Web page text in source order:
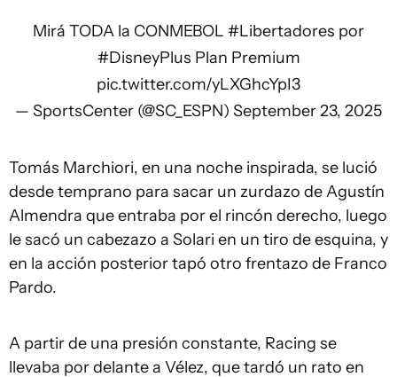
Mirá TODA la CONMEBOL #Libertadores por
#DisneyPlus Plan Premium
pic.twitter.com/yLXGhcYpI3
— SportsCenter (@SC_ESPN) September 23, 2025
Tomás Marchiori, en una noche inspirada, se lució
desde temprano para sacar un zurdazo de Agustín
Almendra que entraba por el rincón derecho, luego
le sacó un cabezazo a Solari en un tiro de esquina, y
en la acción posterior tapó otro frentazo de Franco
Pardo.
A partir de una presión constante, Racing se
llevaba por delante a Vélez, que tardó un rato en